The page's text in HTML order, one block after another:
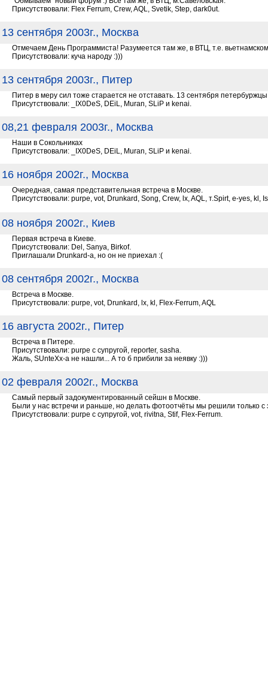
Присутствовали: Flex Ferrum, Crew, AQL, Svetik, Step, dark0ut.
13 сентября 2003г., Москва
Отмечаем День Программиста! Разумеется там же, в ВТЦ, т.е.
Присутствовали: куча народу :)))
13 сентября 2003г., Питер
Питер в меру сил тоже старается не отставать. 13 сентября
Присутствовали: _IX0DeS, DEiL, Muran, SLiP и kenai.
08,21 февраля 2003г., Москва
Наши в Сокольниках
Присутствовали: _IX0DeS, DEiL, Muran, SLiP и kenai.
16 ноября 2002г., Москва
Очередная, самая представительная встреча в Москве.
Присутствовали: purpe, vot, Drunkard, Song, Crew, lx, AQL, т.Spirt, e-yes, kl,
08 ноября 2002г., Киев
Первая встреча в Киеве.
Присутствовали: Del, Sanya, Birkof.
Приглашали Drunkard-а, но он не приехал :(
08 сентября 2002г., Москва
Встреча в Москве.
Присутствовали: purpe, vot, Drunkard, lx, kl, Flex-Ferrum, AQL
16 августа 2002г., Питер
Встреча в Питере.
Присутствовали: purpe с супругой, reporter, sasha.
Жаль, SUnteXx-а не нашли... А то б прибили за неявку :)))
02 февраля 2002г., Москва
Самый первый задокументированный сейшн в Москве.
Были у нас встречи и раньше, но делать фотоотчёты мы решили только с
Присутствовали: purpe с супругой, vot, rivitna, Stif, Flex-Ferrum.